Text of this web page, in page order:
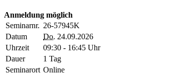
Anmeldung möglich
Seminarnr. 26-57945K
Datum
Do. 24.09.2026
Uhrzeit
09:30 - 16:45 Uhr
Dauer
1 Tag
Seminarort Online